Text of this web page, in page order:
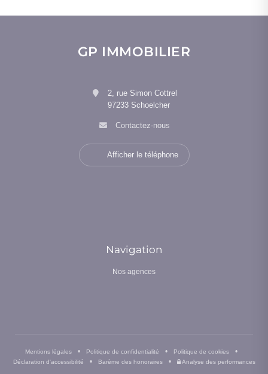
GP IMMOBILIER
2, rue Simon Cottrel
97233 Schoelcher
Contactez-nous
Afficher le téléphone
Navigation
Nos agences
Mentions légales • Politique de confidentialité • Politique de cookies •
Déclaration d'accessibilité • Barème des honoraires • Analyse des performances